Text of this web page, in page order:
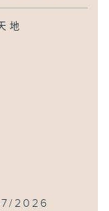
地
2026